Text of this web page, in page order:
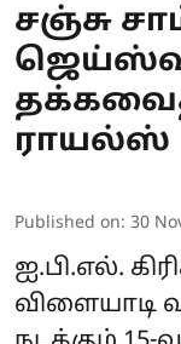
சஞ்சு
ராயல்ஸ்
Published on: 30
ஐ.பி.எல்.
விளையாடி